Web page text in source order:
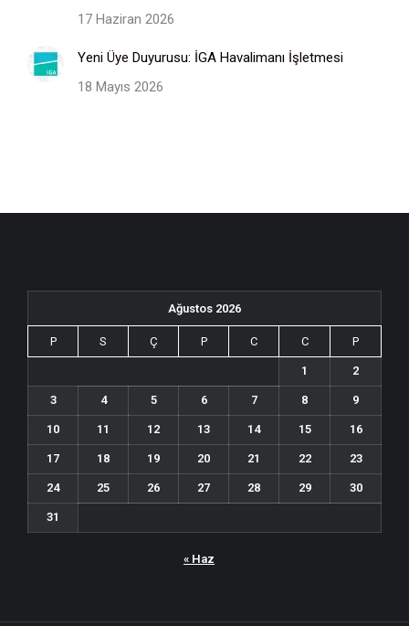
17 Haziran 2026
Yeni Üye Duyurusu: İGA Havalimanı İşletmesi
18 Mayıs 2026
Ağustos 2026
P S Ç P C C P
1 2
3 4 5 6 7 8 9
10 11 12 13 14 15 16
17 18 19 20 21 22 23
24 25 26 27 28 29 30
31
« Haz